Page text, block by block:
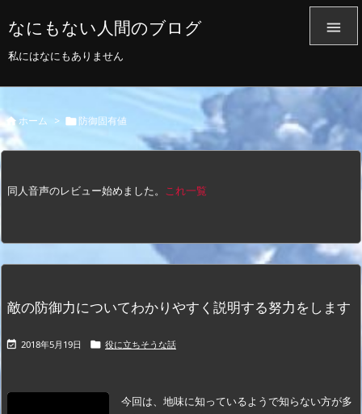
なにもない人間のブログ
私にはなにもありません

 ホーム > 防御固有値
同人音声のレビュー始めました。 これ一覧
敵の防御力についてわかりやすく説明する努力をします
 2018年5月19日  役に立ちそうな話
今回は、地味に知っているようで知らない方が多